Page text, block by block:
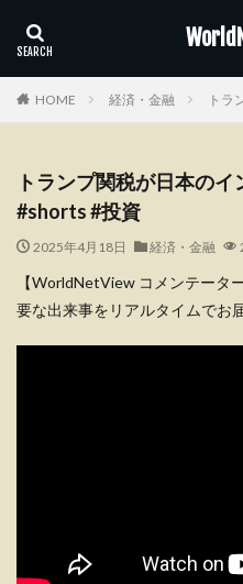
HOME 経済・金融 トラ
トランプ関税が日本の
#shorts #投資
2025年4月18日 経済・金融
【WorldNetView コメンテータ
要な出来事をリアルタイムでお